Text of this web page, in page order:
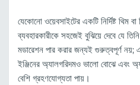
যেকোনো ওয়েবসাইটের একটি নির্দিষ্ট থিম
ব্যবহারকারীকে সহজেই বুঝিয়ে দেবে যে
মডারেশন পার করার জন্যই গুরুত্বপূর্ণ নয়;
ইঞ্জিনের অ্যালগরিদমও ভালো বোঝে এবং
বেশি গ্রহণযোগ্যতা পায়।